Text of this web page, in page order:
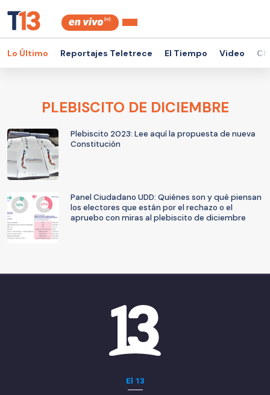
Lo Último Reportajes Teletrece El Tiempo Video
PLEBISCITO DE DICIEMBRE
Plebiscito 2023: Lee aquí la propuesta de nueva
Constitución
Panel Ciudadano UDD: Quiénes son y qué piensan
los electores que están por el rechazo o el
apruebo con miras al plebiscito de diciembre
El 13